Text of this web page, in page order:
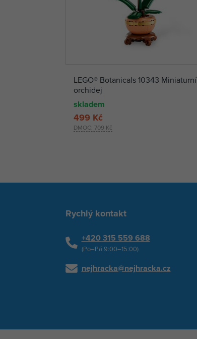
LEGO® Botanicals 10343 Miniaturní
orchidej
skladem
DMOC: 709 Kč
499 Kč
Rychlý kontakt
+420 315 559 688
(Po–Pá 9:00–15:00)
nejhracka@nejhracka.cz